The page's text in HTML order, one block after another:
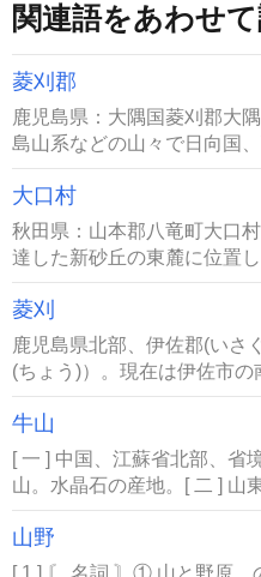
関連語をあわせ
菱刈郡
鹿児島県：大隅国菱刈郡大
島山系などの山々で日向国
大口村
秋田県：山本郡八竜町大口
達した新砂丘の東麓に位置
菱刈
鹿児島県北部、伊佐郡(いさ
(ちょう)）。現在は伊佐市の
牛山
[ 一 ] 中国、江蘇省北部、省
山。水晶石の産地。[ 二 ] 山
山野
[ 1 ] 〘 名詞 〙① 山と野原。